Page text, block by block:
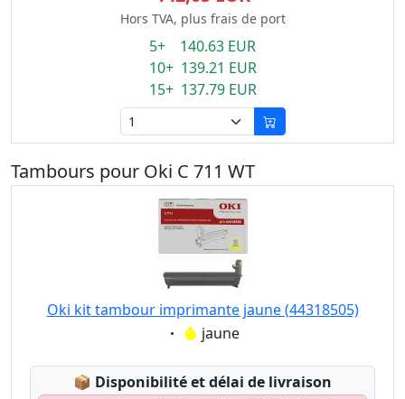
Hors TVA, plus frais de port
5+ 140.63 EUR
10+ 139.21 EUR
15+ 137.79 EUR
Tambours pour Oki C 711 WT
Oki kit tambour imprimante jaune (44318505)
Eigenschaft:
jaune
📦 Lagerstatus:
Disponibilité et délai de livraison